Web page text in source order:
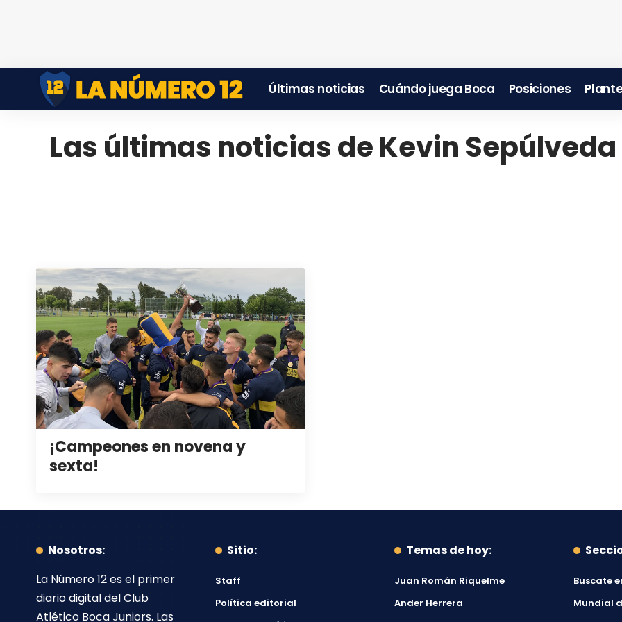
Últimas noticias Cuándo juega Boca Posiciones
Las últimas noticias de Kevin Sepúlveda
¡Campeones en novena y
sexta!
Nosotros:
La Número 12es el primer
diario digital delClub
Atlético Boca Juniors. Las
Sitio:
Staff
Política editorial
Temas de hoy:
Juan Román Riquelme
Ander Herrera
Buscate
Mundial